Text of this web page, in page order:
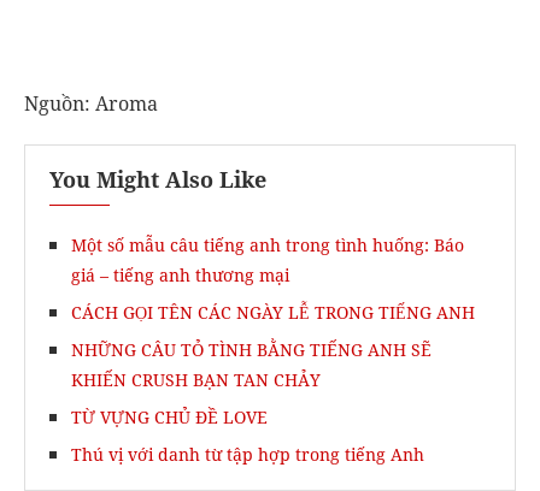
Nguồn: Aroma
You Might Also Like
Một số mẫu câu tiếng anh trong tình huống: Báo
giá – tiếng anh thương mại
CÁCH GỌI TÊN CÁC NGÀY LỄ TRONG TIẾNG ANH
NHỮNG CÂU TỎ TÌNH BẰNG TIẾNG ANH SẼ
KHIẾN CRUSH BẠN TAN CHẢY
TỪ VỰNG CHỦ ĐỀ LOVE
Thú vị với danh từ tập hợp trong tiếng Anh